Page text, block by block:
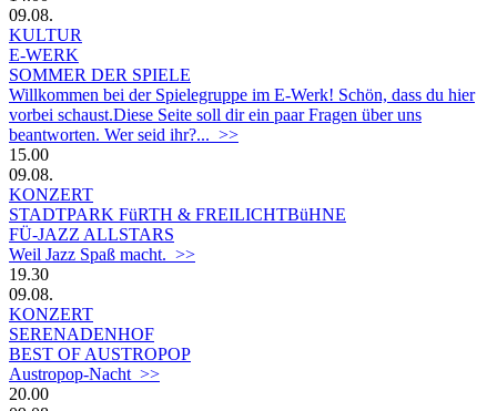
09.08.
KULTUR
E-WERK
SOMMER DER SPIELE
Willkommen bei der Spielegruppe im E-Werk! Schön, dass du hier
vorbei schaust.Diese Seite soll dir ein paar Fragen über uns
beantworten. Wer seid ihr?... >>
15.00
09.08.
KONZERT
STADTPARK FüRTH & FREILICHTBüHNE
FÜ-JAZZ ALLSTARS
Weil Jazz Spaß macht. >>
19.30
09.08.
KONZERT
SERENADENHOF
BEST OF AUSTROPOP
Austropop-Nacht >>
20.00